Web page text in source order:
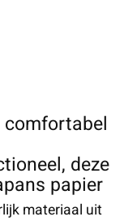
comfortabel
deze
papier
materiaal uit